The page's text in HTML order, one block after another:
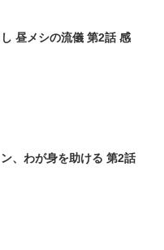
昼メシの流儀 第2話 感
、わが身を助ける 第2話